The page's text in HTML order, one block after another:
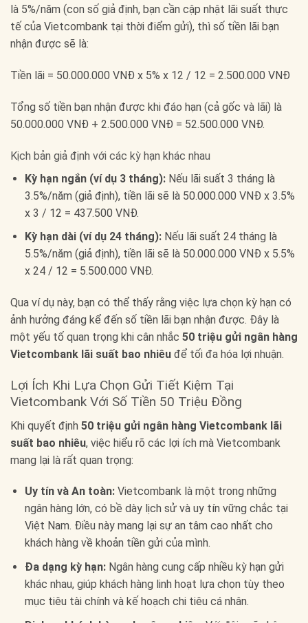
là 5%/năm (con số giả định, bạn cần cập nhật lãi suất thực
tế của Vietcombank tại thời điểm gửi), thì số tiền lãi bạn
nhận được sẽ là:
Tiền lãi = 50.000.000 VNĐ x 5% x 12 / 12 = 2.500.000 VNĐ
Tổng số tiền bạn nhận được khi đáo hạn (cả gốc và lãi) là
50.000.000 VNĐ + 2.500.000 VNĐ = 52.500.000 VNĐ.
Kịch bản giả định với các kỳ hạn khác nhau
Kỳ hạn ngắn (ví dụ 3 tháng):Nếu lãi suất 3 tháng là
3.5%/năm (giả định), tiền lãi sẽ là 50.000.000 VNĐ x 3.5%
x 3 / 12 = 437.500 VNĐ.
Kỳ hạn dài (ví dụ 24 tháng):Nếu lãi suất 24 tháng là
5.5%/năm (giả định), tiền lãi sẽ là 50.000.000 VNĐ x 5.5%
x 24 / 12 = 5.500.000 VNĐ.
Qua ví dụ này, bạn có thể thấy rằng việc lựa chọn kỳ hạn có
ảnh hưởng đáng kể đến số tiền lãi bạn nhận được. Đây là
một yếu tố quan trọng khi cân nhắc 50 triệu gửi ngân hàng
Vietcombank lãi suất bao nhiêu để tối đa hóa lợi nhuận.
Lợi Ích Khi Lựa Chọn Gửi Tiết Kiệm Tại
Vietcombank Với Số Tiền 50 Triệu Đồng
Khi quyết định 50 triệu gửi ngân hàng Vietcombank lãi
suất bao nhiêu, việc hiểu rõ các lợi ích mà Vietcombank
mang lại là rất quan trọng:
Uy tín và An toàn:Vietcombank là một trong những
ngân hàng lớn, có bề dày lịch sử và uy tín vững chắc tại
Việt Nam. Điều này mang lại sự an tâm cao nhất cho
khách hàng về khoản tiền gửi của mình.
Đa dạng kỳ hạn:Ngân hàng cung cấp nhiều kỳ hạn gửi
khác nhau, giúp khách hàng linh hoạt lựa chọn tùy theo
mục tiêu tài chính và kế hoạch chi tiêu cá nhân.